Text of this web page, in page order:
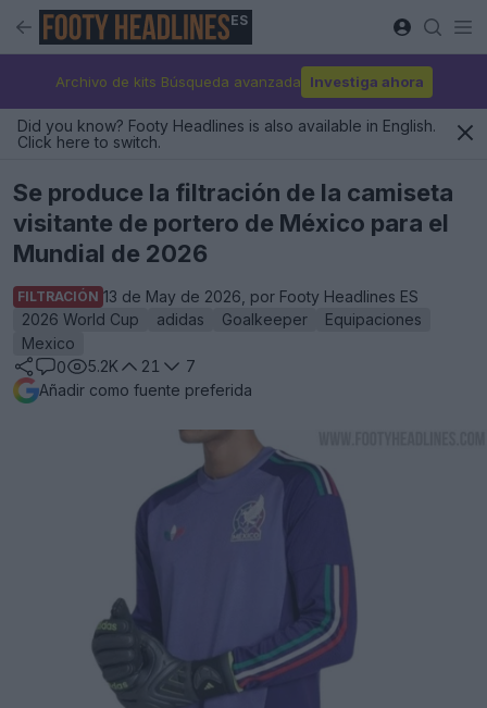
ES
Archivo de kits Búsqueda avanzada Investiga ahora
Did you know? Footy Headlines is also available in English.
Click here to switch.
Se produce la filtración de la camiseta
visitante de portero de México para el
Mundial de 2026
FILTRACIÓN 13 de May de 2026, por Footy Headlines ES
2026 World Cup
adidas Goalkeeper
Equipaciones
Mexico
0
5.2K 21
7
Añadir como fuente preferida